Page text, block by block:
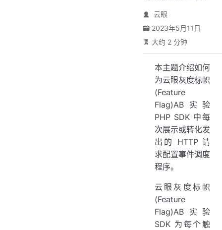
云眼
2023年5月11日
大约 2 分钟
本主题介绍如何
为云眼灰度标帜
(Feature
Flag)AB实验
PHP SDK 中每
次展示或转化发
出的 HTTP 请
求配置事件调度
程序。
云眼灰度标帜
(Feature
Flag)AB实验
SDK 为每个触